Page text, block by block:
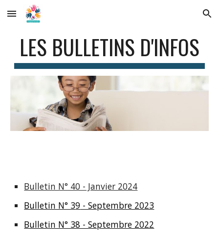
Skip to main content Skip to navigation
LES BULLETINS D'INFOS
Bulletin N° 40 - Janvier 2024
Bulletin N° 39 - Septembre 2023
Bulletin N° 38 - Septembre 2022